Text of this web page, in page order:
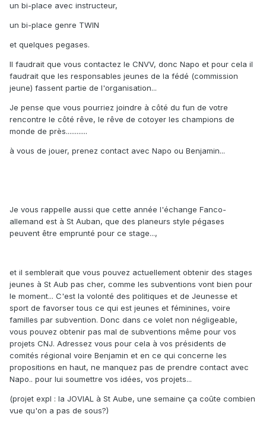
un bi-place avec instructeur,
un bi-place genre TWIN
et quelques pegases.
Il faudrait que vous contactez le CNVV, donc Napo et pour cela il
faudrait que les responsables jeunes de la fédé (commission
jeune) fassent partie de l'organisation...
Je pense que vous pourriez joindre à côté du fun de votre
rencontre le côté rêve, le rêve de cotoyer les champions de
monde de près............
à vous de jouer, prenez contact avec Napo ou Benjamin...
Je vous rappelle aussi que cette année l'échange Fanco-
allemand est à St Auban, que des planeurs style pégases
peuvent être emprunté pour ce stage...,
et il semblerait que vous pouvez actuellement obtenir des stages
jeunes à St Aub pas cher, comme les subventions vont bien pour
le moment... C'est la volonté des politiques et de Jeunesse et
sport de favorser tous ce qui est jeunes et féminines, voire
familles par subvention. Donc dans ce volet non négligeable,
vous pouvez obtenir pas mal de subventions même pour vos
projets CNJ. Adressez vous pour cela à vos présidents de
comités régional voire Benjamin et en ce qui concerne les
propositions en haut, ne manquez pas de prendre contact avec
Napo.. pour lui soumettre vos idées, vos projets...
(projet expl : la JOVIAL à St Aube, une semaine ça coûte combien
vue qu'on a pas de sous?)